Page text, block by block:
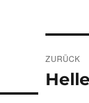
ZURÜCK
Vorheriger